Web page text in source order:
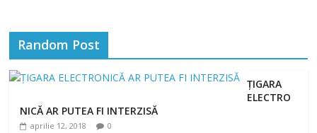
Random Post
ȚIGARA
ELECTRO
NICĂ AR PUTEA FI INTERZISĂ
aprilie 12, 2018 0